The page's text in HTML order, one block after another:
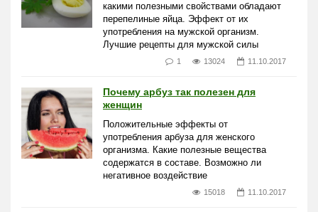
какими полезными свойствами обладают
перепелиные яйца. Эффект от их
употребления на мужской организм.
Лучшие рецепты для мужской силы
1 13024 11.10.2017
Почему арбуз так полезен для
женщин
Положительные эффекты от
употребления арбуза для женского
организма. Какие полезные вещества
содержатся в составе. Возможно ли
негативное воздействие
15018 11.10.2017